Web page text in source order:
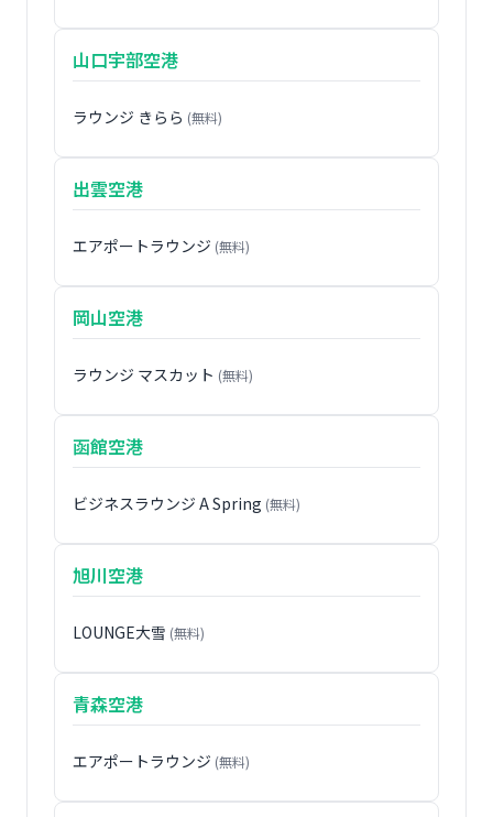
山口宇部空港
ラウンジ きらら (無料)
出雲空港
エアポートラウンジ (無料)
岡山空港
ラウンジ マスカット (無料)
函館空港
ビジネスラウンジ A Spring (無料)
旭川空港
LOUNGE大雪 (無料)
青森空港
エアポートラウンジ (無料)